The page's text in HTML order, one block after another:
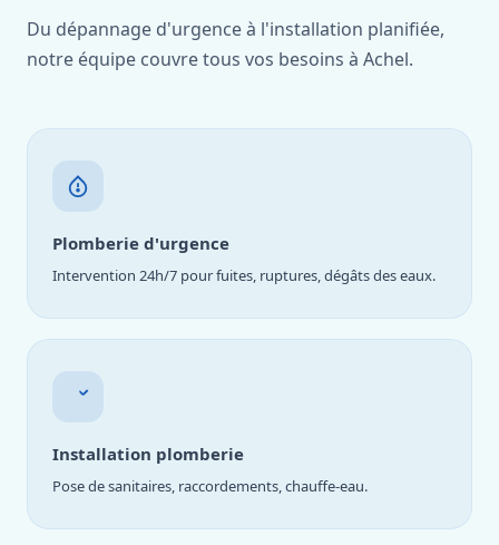
Du dépannage d'urgence à l'installation planifiée,
notre équipe couvre tous vos besoins à Achel.
Plomberie d'urgence
Intervention 24h/7 pour fuites, ruptures, dégâts des eaux.
Installation plomberie
Pose de sanitaires, raccordements, chauffe-eau.